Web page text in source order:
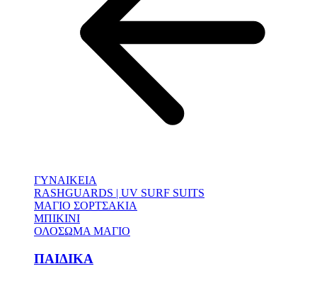
ΓΥΝΑΙΚΕΙΑ
RASHGUARDS | UV SURF SUITS
ΜΑΓΙΟ ΣΟΡΤΣΑΚΙΑ
ΜΠΙΚΙΝΙ
ΟΛΟΣΩΜΑ ΜΑΓΙΟ
ΠΑΙΔΙΚΑ